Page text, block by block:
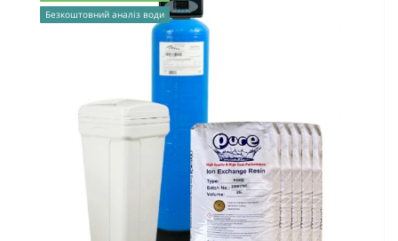
Безкоштовний аналіз води